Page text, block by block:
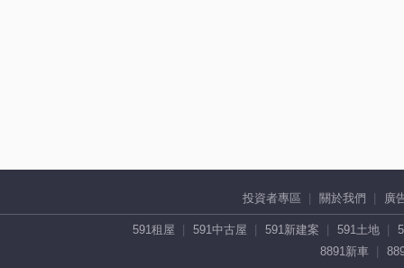
投資者專區 關於我們 廣
591租屋 591中古屋 591新建案 591土地
8891新車